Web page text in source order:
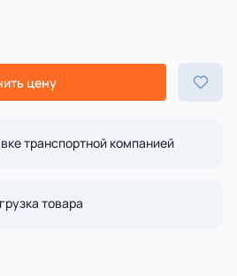
цену
транспортной компанией
товара